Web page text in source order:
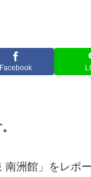
Facebook
洲館」をレポ